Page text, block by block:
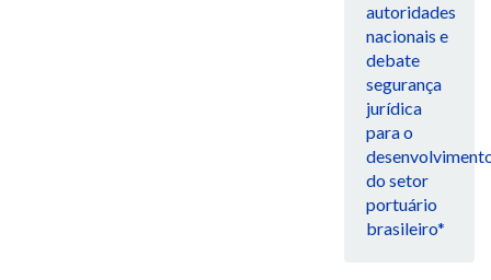
autoridades
nacionais e
debate
segurança
jurídica
para o
do setor
portuário
brasileiro*